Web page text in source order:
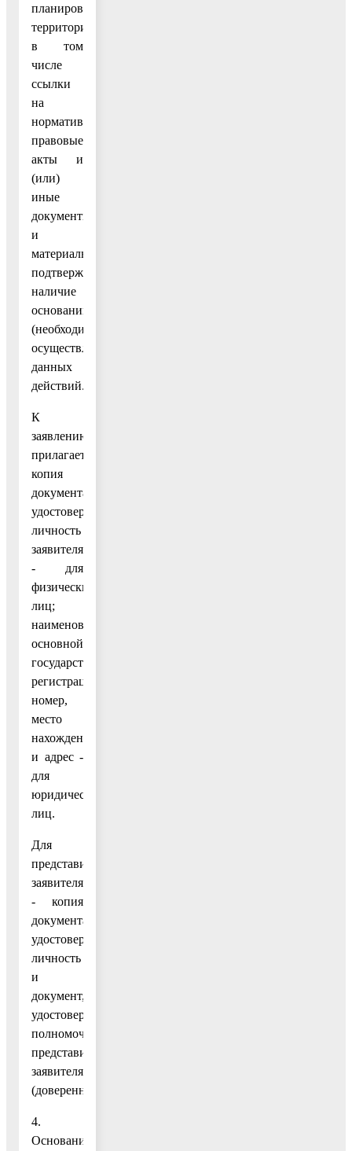
планировке
территории,
в том
числе
ссылки
на
нормативные
правовые
акты и
(или)
иные
документы
и
материалы,
подтверждающие
наличие
оснований
(необходимости)
осуществления
данных
действий.
К
заявлению
прилагается
копия
документа,
удостоверяющего
личность
заявителя
- для
физических
лиц;
наименование,
основной
государственный
регистрационный
номер,
место
нахождения
и адрес -
для
юридических
лиц.
Для
представителя
заявителя
- копия
документа,
удостоверяющего
личность
и
документ,
удостоверяющий
полномочия
представителя
заявителя
(доверенность).
4.
Основаниями